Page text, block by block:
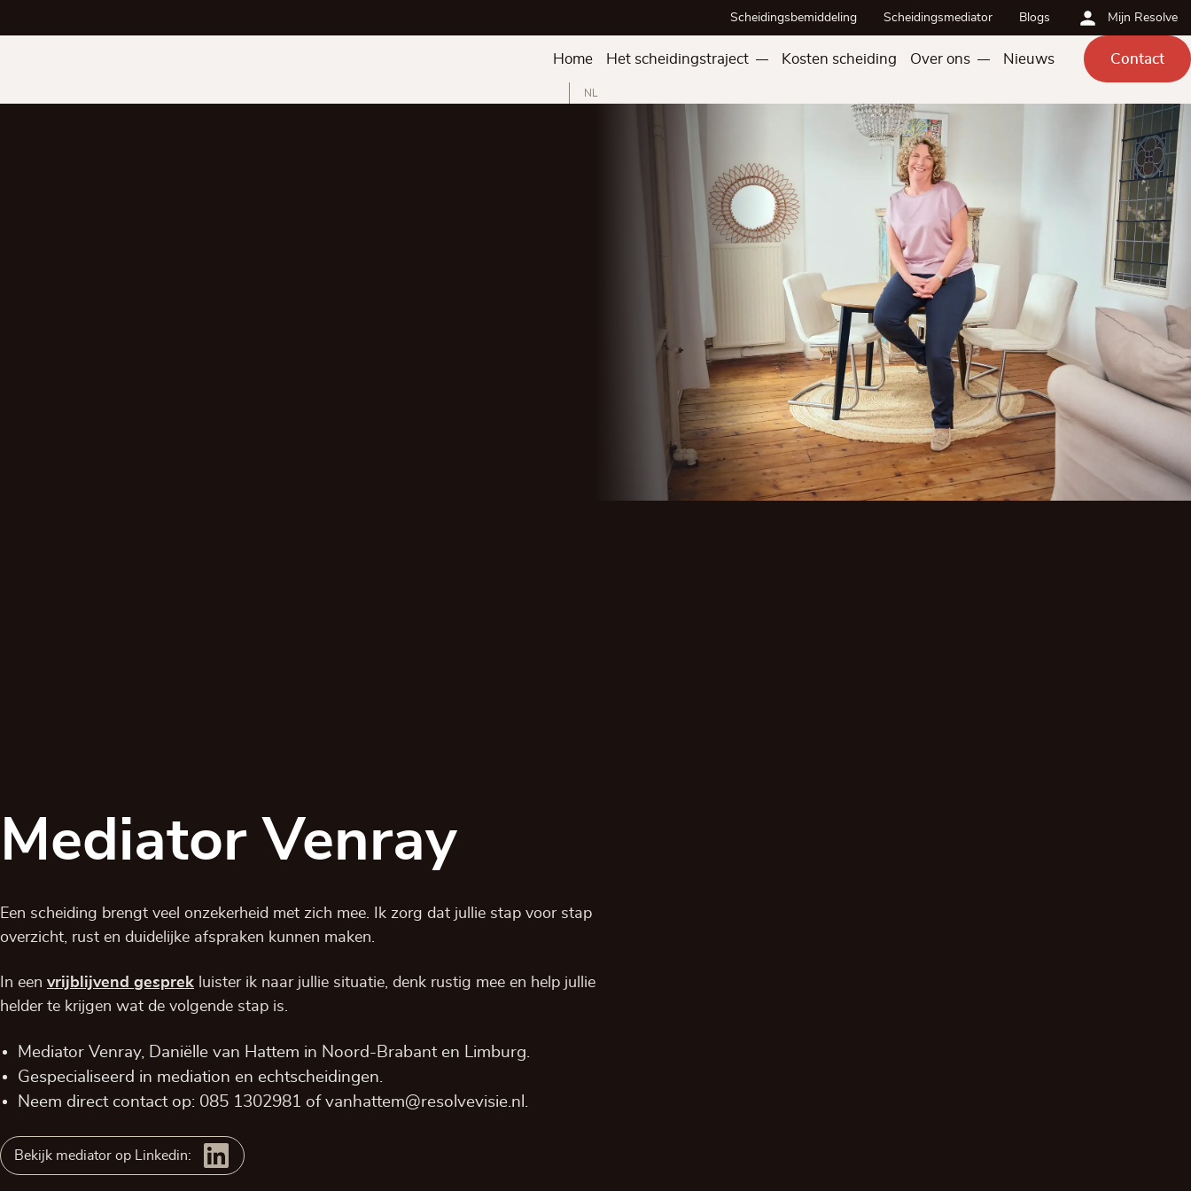
Scheidingsbemiddeling Scheidingsmediator Blogs Mijn Resolve
Home Het scheidingstraject Kosten scheiding Over ons Nieuws Contact
NL
Mediator Venray
Een scheiding brengt veel onzekerheid met zich mee. Ik zorg dat jullie stap voor stap
overzicht, rust en duidelijke afspraken kunnen maken.
In een vrijblijvend gesprek luister ik naar jullie situatie, denk rustig mee en help jullie
helder te krijgen wat de volgende stap is.
Mediator Venray, Daniëlle van Hattem in Noord-Brabant en Limburg
Gespecialiseerd in mediation en echtscheidingen.
Neem direct contact op: 085 1302981 of vanhattem@resolvevisie.nl
Bekijk mediator op Linkedin: